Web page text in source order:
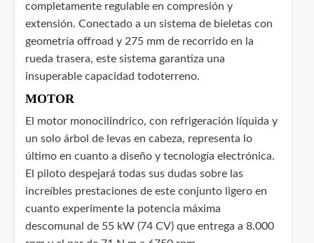
completamente regulable en compresión y
extensión. Conectado a un sistema de bieletas con
geometría offroad y 275 mm de recorrido en la
rueda trasera, este sistema garantiza una
insuperable capacidad todoterreno.
MOTOR
El motor monocilíndrico, con refrigeración líquida y
un solo árbol de levas en cabeza, representa lo
último en cuanto a diseño y tecnología electrónica.
El piloto despejará todas sus dudas sobre las
increíbles prestaciones de este conjunto ligero en
cuanto experimente la potencia máxima
descomunal de 55 kW (74 CV) que entrega a 8.000